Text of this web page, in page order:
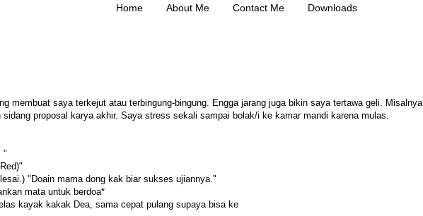
Home About Me Contact Me Downloads
membuat saya terkejut atau terbingung-bingung. Engga jarang juga bikin saya tertawa geli. Misalnya
proposal karya akhir. Saya stress sekali sampai bolak/i ke kamar mandi karena mulas.
"
"Doain mama dong kak biar sukses ujiannya."
mata untuk berdoa*
kayak kakak Dea, sama cepat pulang supaya bisa ke